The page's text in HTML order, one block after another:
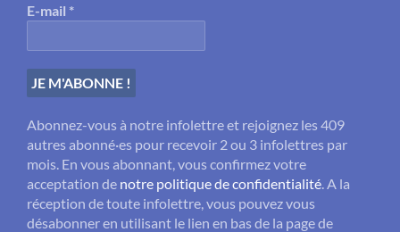
E-mail *
Abonnez-vous à notre infolettre et rejoignez les 409
autres abonné·es pour recevoir 2 ou 3 infolettres par
mois. En vous abonnant, vous confirmez votre
acceptation de notre politique de confidentialité . A la
réception de toute infolettre, vous pouvez vous
désabonner en utilisant le lien en bas de la page de